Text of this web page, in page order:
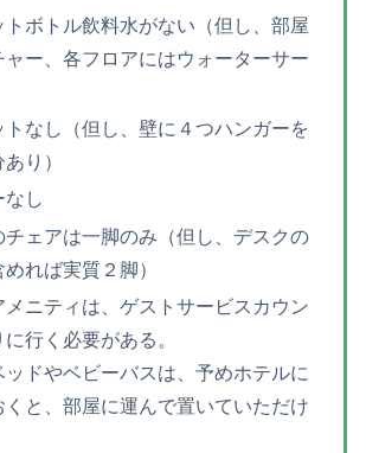
トボトル飲料水がない（但し、部屋
ャー、各フロアにはウォーターサー
トなし（但し、壁に４つハンガーを
り）
なし
チェアは一脚のみ（但し、デスクの
れば実質２脚）
メニティは、ゲストサービスカウン
行く必要がある。
ッドやベビーバスは、予めホテルに
くと、部屋に運んで置いていただけ